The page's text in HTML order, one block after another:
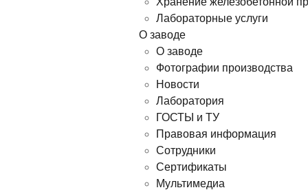
Лабораторные услуги
О заводе
О заводе
Фотографии производства
Новости
Лаборатория
ГОСТЫ и ТУ
Правовая информация
Сотрудники
Сертификаты
Мультимедиа